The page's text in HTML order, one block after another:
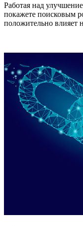
Работая над
покажете поисковым
положительно влияет